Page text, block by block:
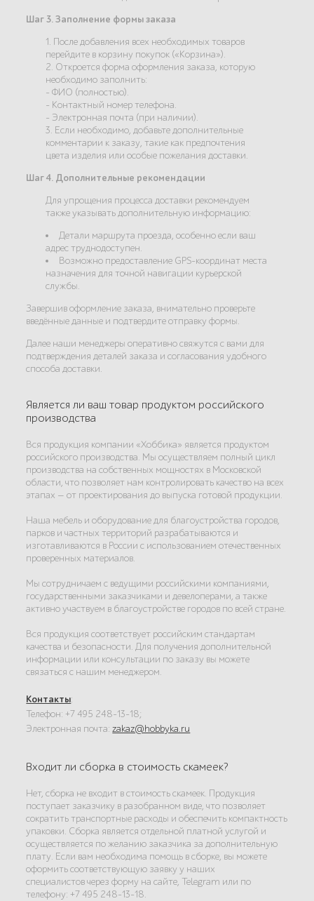
Шаг 3. Заполнение формы заказа
1. После добавления всех необходимых товаров
перейдите в корзину покупок («Корзина»).
2. Откроется форма оформления заказа, которую
необходимо заполнить:
- ФИО (полностью).
- Контактный номер телефона.
- Электронная почта (при наличии).
3. Если необходимо, добавьте дополнительные
комментарии к заказу, такие как предпочтения
цвета изделия или особые пожелания доставки.
Шаг 4. Дополнительные рекомендации
Для упрощения процесса доставки рекомендуем
также указывать дополнительную информацию:
Детали маршрута проезда, особенно если ваш
адрес труднодоступен.
Возможно предоставление GPS-координат места
назначения для точной навигации курьерской
службы.
Завершив оформление заказа, внимательно проверьте
введённые данные и подтвердите отправку формы.
Далее наши менеджеры оперативно свяжутся с вами для
подтверждения деталей заказа и согласования удобного
способа доставки.
Является ли ваш товар продуктом российского
производства
Вся продукция компании «Хоббика» является продуктом
российского производства. Мы осуществляем полный цикл
производства на собственных мощностях в Московской
области, что позволяет нам контролировать качество на всех
этапах — от проектирования до выпуска готовой продукции.
Наша мебель и оборудование для благоустройства городов,
парков и частных территорий разрабатываются и
изготавливаются в России с использованием отечественных
проверенных материалов.
Мы сотрудничаем с ведущими российскими компаниями,
государственными заказчиками и девелоперами, а также
активно участвуем в благоустройстве городов по всей стране.
Вся продукция соответствует российским стандартам
качества и безопасности. Для получения дополнительной
информации или консультации по заказу вы можете
связаться с нашим менеджером.
Контакты:
Телефон: +7 495 248-13-18;
Электронная почта:zakaz@hobbyka.ru
Входит ли сборка в стоимость скамеек?
Нет, сборка не входит в стоимость скамеек. Продукция
поступает заказчику в разобранном виде, что позволяет
сократить транспортные расходы и обеспечить компактность
упаковки. Сборка является отдельной платной услугой и
осуществляется по желанию заказчика за дополнительную
плату. Если вам необходима помощь в сборке, вы можете
оформить соответствующую заявку у наших
специалистов через форму на сайте, Telegram или по
телефону: +7 495 248-13-18.